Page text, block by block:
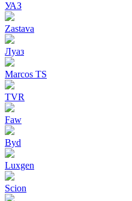
УАЗ
Zastava
Луаз
Marcos TS
TVR
Faw
Byd
Luxgen
Scion